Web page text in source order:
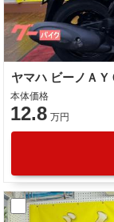
ヤマハ ビーノＡ
本体価格
12.8 万円